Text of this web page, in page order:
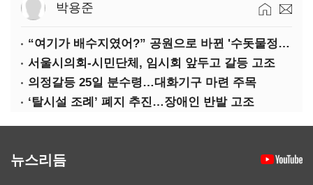
박용준
“여기가 배수지였어?” 공원으로 바뀐 '수돗물정거장'
서울시의회-시민단체, 임시회 앞두고 갈등 고조
의정갈등 25일 분수령…대화기구 마련 주목
‘탈시설 조례’ 폐지 추진…장애인 반발 고조
뉴스리듬